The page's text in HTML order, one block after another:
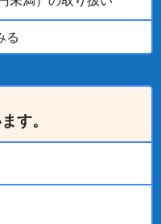
る
す。